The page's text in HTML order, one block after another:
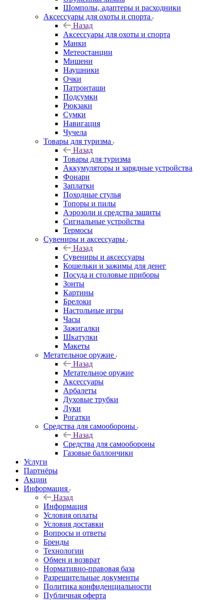
Шомполы, адаптеры и расходники
Аксессуары для охоты и спорта
Назад
Аксессуары для охоты и спорта
Манки
Метеостанции
Мишени
Наушники
Очки
Патронташи
Подсумки
Рюкзаки
Сумки
Навигация
Чучела
Товары для туризма
Назад
Товары для туризма
Аккумуляторы и зарядные устройства
Фонари
Заплатки
Походные стулья
Топоры и пилы
Аэрозоли и средства защиты
Сигнальные устройства
Термосы
Сувениры и аксессуары
Назад
Сувениры и аксессуары
Кошельки и зажимы для денег
Посуда и столовые приборы
Зонты
Картины
Брелоки
Настольные игры
Часы
Зажигалки
Шкатулки
Макеты
Метательное оружие
Назад
Метательное оружие
Аксессуары
Арбалеты
Духовые трубки
Луки
Рогатки
Средства для самообороны
Назад
Средства для самообороны
Газовые баллончики
Услуги
Партнёры
Акции
Информация
Назад
Информация
Условия оплаты
Условия доставки
Вопросы и ответы
Бренды
Технологии
Обмен и возврат
Нормативно-правовая база
Разрешительные документы
Политика конфиденциальности
Публичная оферта